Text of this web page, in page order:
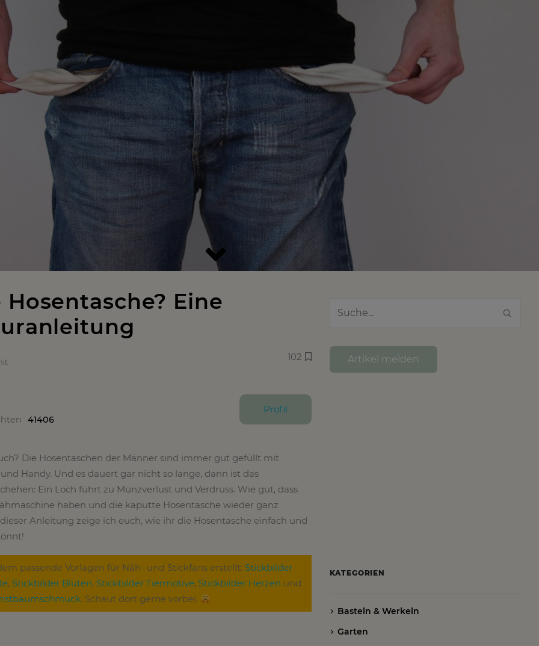
Eine
102
41406
Profil
Die Hosentaschen der Männer sind immer gut gefüllt mit
Handy. Und es dauert gar nicht so lange, dann ist das
Ein Loch führt zu Münzverlust und Verdruss. Wie gut, dass
haben und die kaputte Hosentasche wieder ganz
Anleitung zeige ich euch, wie ihr die Hosentasche einfach und
passende Vorlagen für Näh- und Stickfans erstellt: Stickbilder
, Stickbilder Blüten, Stickbilder Tiermotive, Stickbilder Herzen und
. Schaut dort gerne vorbei.
Artikel melden
KATEGORIEN
Basteln & Werkeln
Garten